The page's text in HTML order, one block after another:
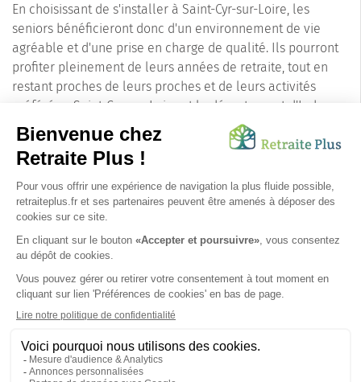
En choisissant de s'installer à Saint-Cyr-sur-Loire, les
seniors bénéficieront donc d'un environnement de vie
agréable et d'une prise en charge de qualité. Ils pourront
profiter pleinement de leurs années de retraite, tout en
restant proches de leurs proches et de leurs activités
préférées. Saint-Cyr-sur-Loire et le département d'Indre-
et-Loire offrent ainsi un cadre de vie idéal pour les seniors
à la recherche d'une résidence service.
En résumé, Saint-Cyr-sur-Loire est une ville dynamique,
offrant un cadre de vie serein et agréable pour les
seniors, et le département d'Indre-et-Loire est un
territoire attrayant avec une offre de services de qualité
pour les personnes âgées. Alors pourquoi attendre ?
Venez découvrir Saint-Cyr-sur-Loire et ses résidences
services pour seniors.
SUIVEZ-NOUS SUR :